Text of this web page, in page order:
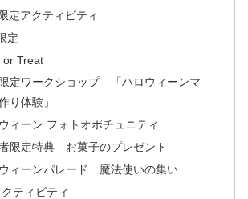
定アクティビティ
定
or Treat
定ワークショップ 「ハロウィーンマ
り体験」
ィーン フォトオポチュニティ
限定特典 お菓子のプレゼント
ィーンパレード 魔法使いの集い
ティビティ